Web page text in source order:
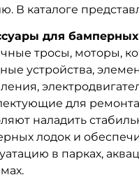
В каталоге
для
тросы, моторы,
устройства,
для
наладить
лодок и
в парках,